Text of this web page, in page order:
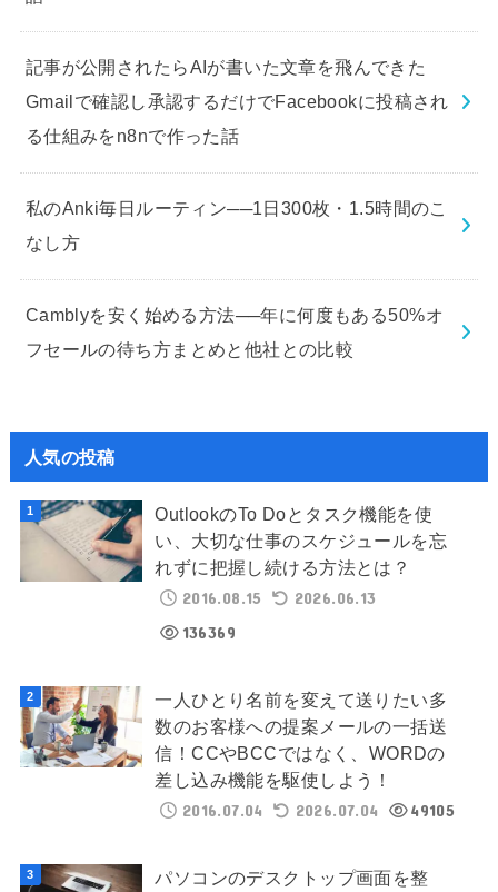
記事が公開されたらAIが書いた文章を飛んできた
Gmailで確認し承認するだけでFacebookに投稿され
る仕組みをn8nで作った話
私のAnki毎日ルーティン──1日300枚・1.5時間のこ
なし方
Camblyを安く始める方法──年に何度もある50%オ
フセールの待ち方まとめと他社との比較
人気の投稿
OutlookのTo Doとタスク機能を使
い、大切な仕事のスケジュールを忘
れずに把握し続ける方法とは？
2016.08.15
2026.06.13
136369
一人ひとり名前を変えて送りたい多
数のお客様への提案メールの一括送
信！CCやBCCではなく、WORDの
差し込み機能を駆使しよう！
2016.07.04
2026.07.04 49105
パソコンのデスクトップ画面を整